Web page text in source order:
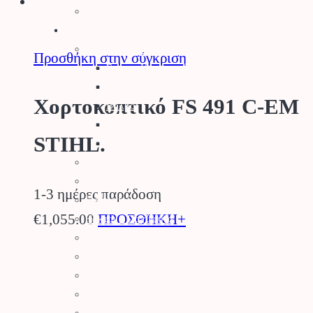
Προσθήκη στην σύγκριση
Χορτοκοπτικό FS 491 C-EM
STIHL.
1-3 ημέρες παράδοση
€1,055.00 ΠΡΟΣΘΗΚΗ+
Σπόροι Κηπευτικών
Βολβοί
Κηπευτικά
Κάκτοι – Παχύφυτα